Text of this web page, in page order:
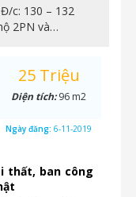
c: 130 – 132
2PN và…
thất, ban công
25 Triệu
Diện tích:96 m2
Ngày đăng: 6-11-2019